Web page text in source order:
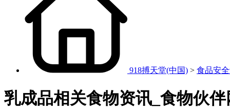
918搏天堂(中国) > 食品安
乳成品相关食物资讯_食物伙伴